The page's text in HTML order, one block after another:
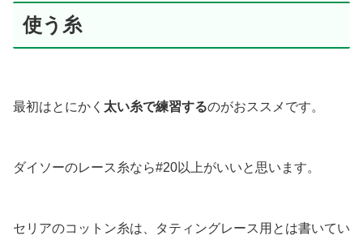
使う糸
最初はとにかく 太い糸で練習するのがおススメです。
ダイソーのレース糸なら#20以上がいいと思います。
セリアのコットン糸は、タティングレース用とは書いてい